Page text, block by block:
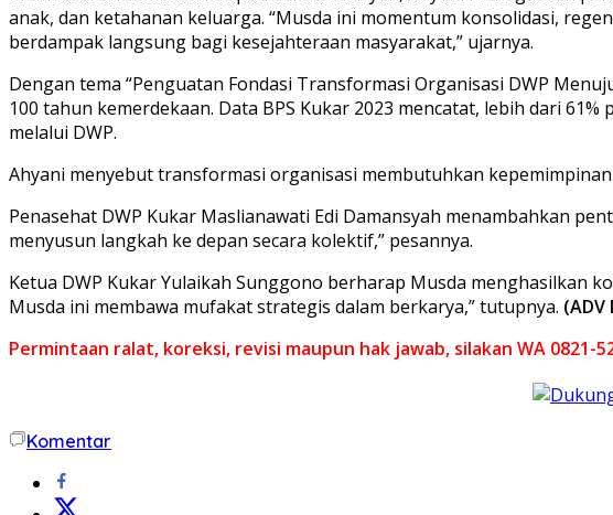
anak, dan ketahanan keluarga. “Musda ini momentum konsolidasi,
berdampak langsung bagi kesejahteraan masyarakat,” ujarnya.
Dengan tema “Penguatan Fondasi Transformasi Organisasi DWP
100 tahun kemerdekaan. Data BPS Kukar 2023 mencatat, lebih dari
melalui DWP.
Ahyani menyebut transformasi organisasi membutuhkan
Penasehat DWP Kukar Maslianawati Edi Damansyah menambahkan
menyusun langkah ke depan secara kolektif,” pesannya.
Ketua DWP Kukar Yulaikah Sunggono berharap Musda menghasilkan
Musda ini membawa mufakat strategis dalam berkarya,” tutupnya. (ADV
Permintaan ralat, koreksi, revisi maupun hak jawab, silakan WA 0821-
Komentar